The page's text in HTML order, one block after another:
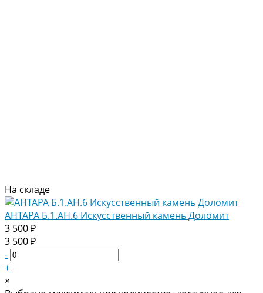
На складе
АНТАРА Б.1.АН.6 Искусственный камень Доломит
3 500 ₽
3 500 ₽
-
+
×